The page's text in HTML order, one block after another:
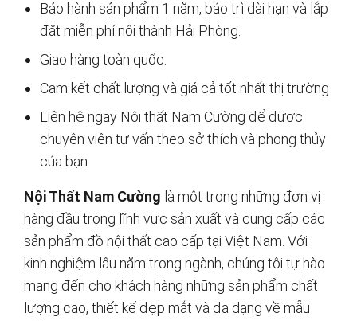
Bảo hành sản phẩm 1 năm, bảo trì dài hạn và lắp
đặt miễn phí nội thành Hải Phòng.
Giao hàng toàn quốc.
Cam kết chất lượng và giá cả tốt nhất thị trường
Liên hệ ngay Nội thất Nam Cường để được
chuyên viên tư vấn theo sở thích và phong thủy
của bạn.
Nội Thất Nam Cường là một trong những đơn vị
hàng đầu trong lĩnh vực sản xuất và cung cấp các
sản phẩm đồ nội thất cao cấp tại Việt Nam. Với
kinh nghiệm lâu năm trong ngành, chúng tôi tự hào
mang đến cho khách hàng những sản phẩm chất
lượng cao, thiết kế đẹp mắt và đa dạng về mẫu